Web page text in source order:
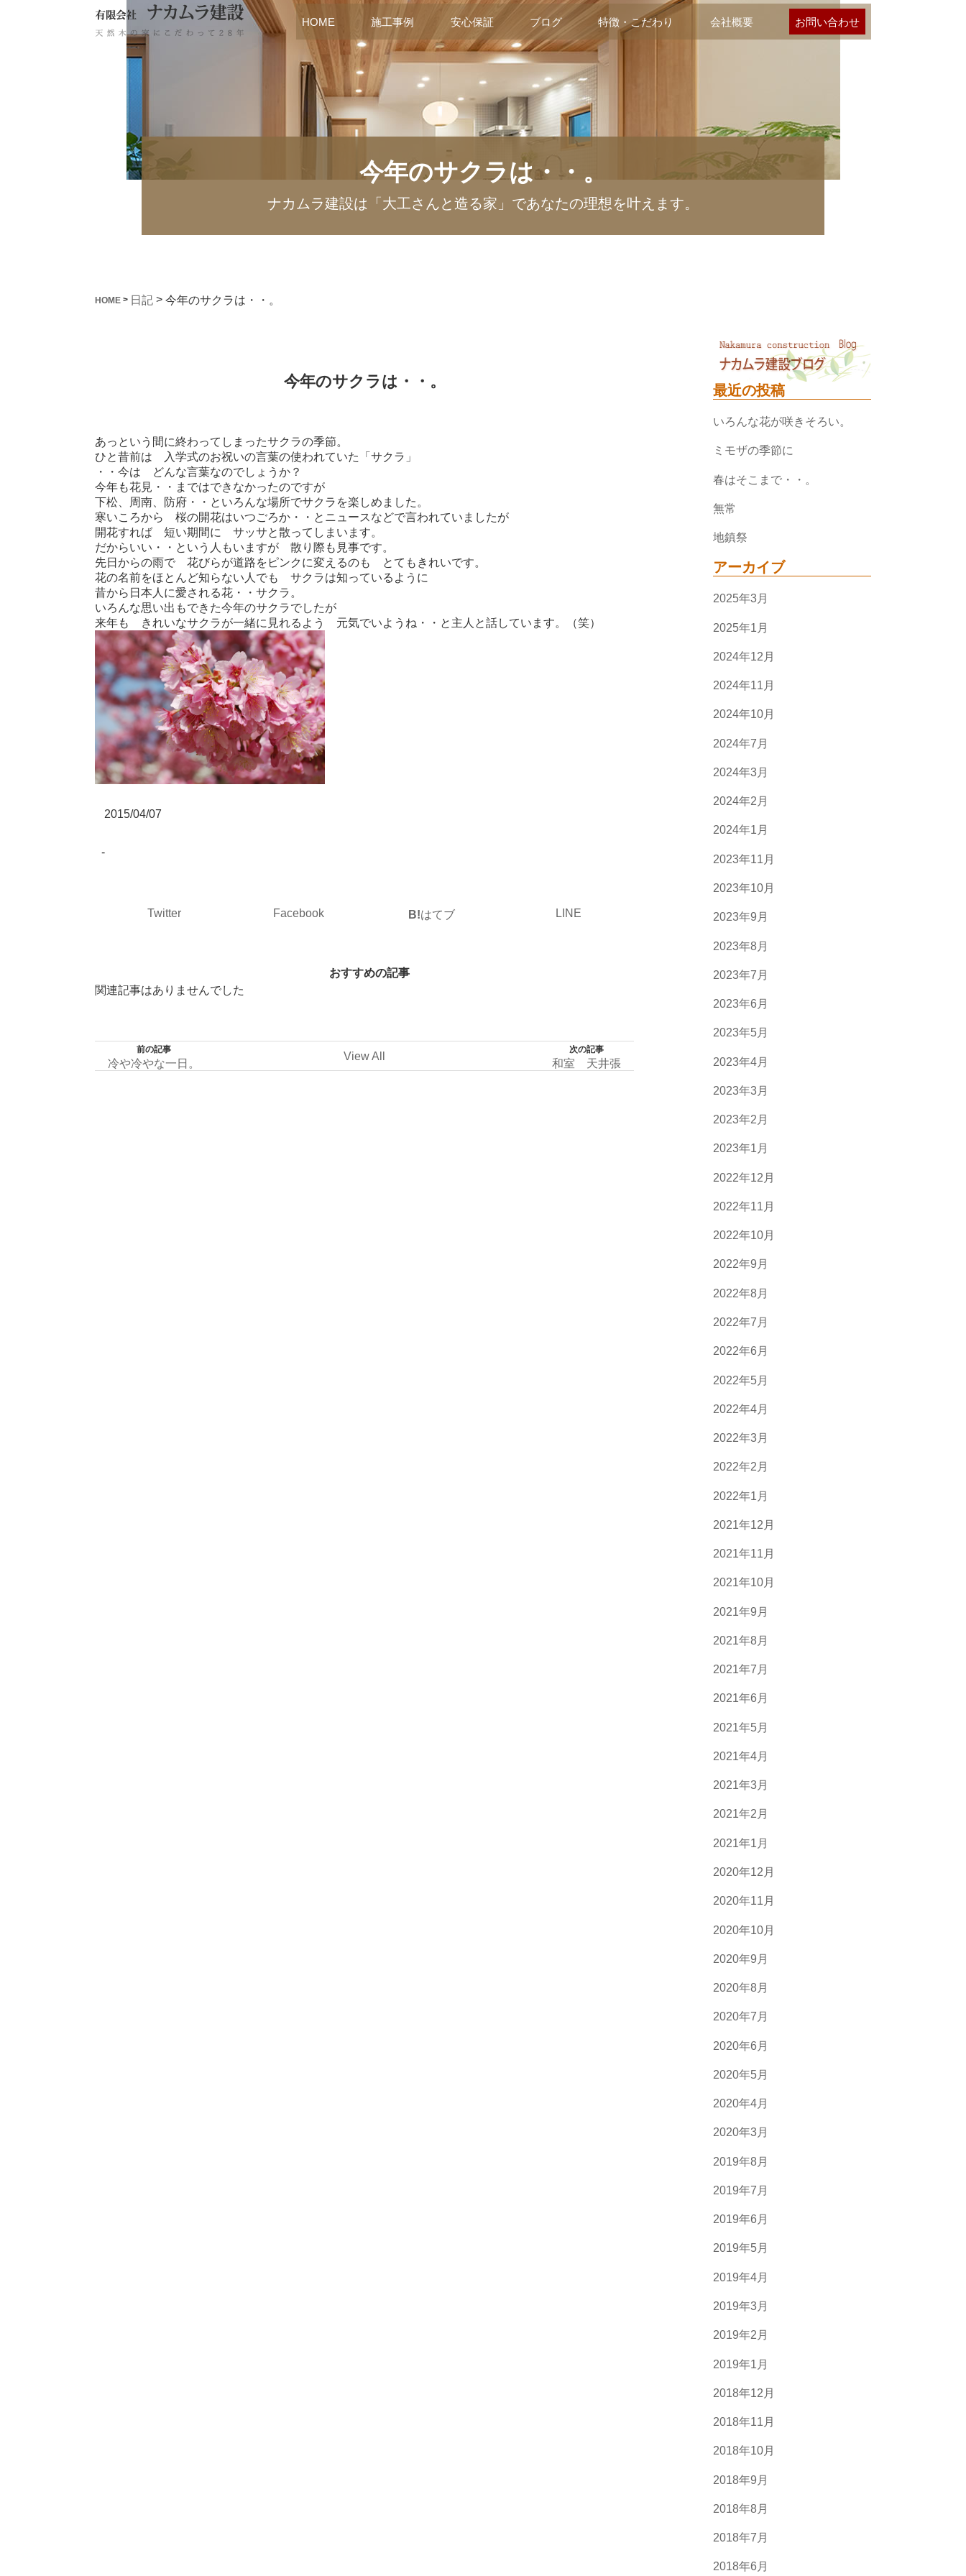
HOME 施工事例 安心保証 ブログ 特徴・こだわり 会社概要 お問い合わせ
今年のサクラは・・。
ナカムラ建設は「大工さんと造る家」であなたの理想を叶えます。
HOME > 日記 > 今年のサクラは・・。
今年のサクラは・・。
あっという間に終わってしまったサクラの季節。
ひと昔前は 入学式のお祝いの言葉の使われていた「サクラ」
・・今は どんな言葉なのでしょうか？
今年も花見・・まではできなかったのですが
下松、周南、防府・・といろんな場所でサクラを楽しめました。
寒いころから 桜の開花はいつごろか・・とニュースなどで言われていましたが
開花すれば 短い期間に サッサと散ってしまいます。
だからいい・・という人もいますが 散り際も見事です。
先日からの雨で 花びらが道路をピンクに変えるのも とてもきれいです。
花の名前をほとんど知らない人でも サクラは知っているように
昔から日本人に愛される花・・サクラ。
いろんな思い出もできた今年のサクラでしたが
来年も きれいなサクラが一緒に見れるよう 元気でいようね・・と主人と話しています。（笑）
2015/04/07
-
Twitter Facebook B!はてブ LINE
おすすめの記事
関連記事はありませんでした
前の記事
冷や冷やな一日。
View All
次の記事
和室 天井張
最近の投稿
いろんな花が咲きそろい。
ミモザの季節に
春はそこまで・・。
無常
地鎮祭
アーカイブ
2025年3月
2025年1月
2024年12月
2024年11月
2024年10月
2024年7月
2024年3月
2024年2月
2024年1月
2023年11月
2023年10月
2023年9月
2023年8月
2023年7月
2023年6月
2023年5月
2023年4月
2023年3月
2023年2月
2023年1月
2022年12月
2022年11月
2022年10月
2022年9月
2022年8月
2022年7月
2022年6月
2022年5月
2022年4月
2022年3月
2022年2月
2022年1月
2021年12月
2021年11月
2021年10月
2021年9月
2021年8月
2021年7月
2021年6月
2021年5月
2021年4月
2021年3月
2021年2月
2021年1月
2020年12月
2020年11月
2020年10月
2020年9月
2020年8月
2020年7月
2020年6月
2020年5月
2020年4月
2020年3月
2019年8月
2019年7月
2019年6月
2019年5月
2019年4月
2019年3月
2019年2月
2019年1月
2018年12月
2018年11月
2018年10月
2018年9月
2018年8月
2018年7月
2018年6月